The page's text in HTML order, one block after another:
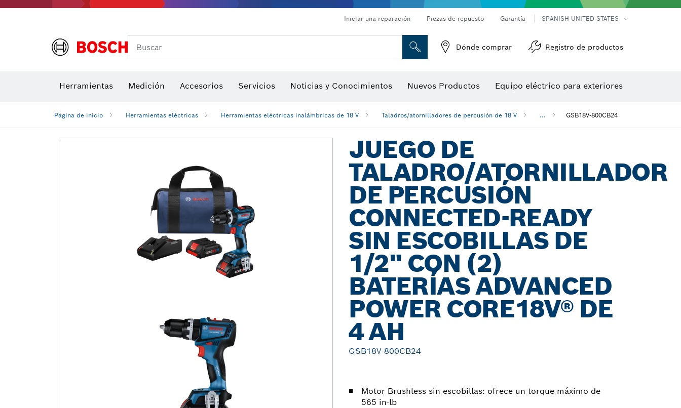
Iniciar una reparación Piezas de repuesto Garantía SPANISH UNITED STATES
Buscar Dónde comprar Registro de productos
Herramientas Medición Accesorios Servicios Noticias y Conocimientos Nuevos Productos Equipo eléctrico para exteriores
Página de inicio Herramientas eléctricas Herramientas eléctricas inalámbricas de 18 V Taladros/atornilladores de percusión de 18 V ... GSB18V-800CB24
JUEGO DE
TALADRO/ATORNILLADOR
DE PERCUSIÓN
CONNECTED-READY
SIN ESCOBILLAS DE
1/2" CON (2)
BATERÍAS ADVANCED
POWER CORE18V® DE
4 AH
GSB18V-800CB24
Motor Brushless sin escobillas: ofrece un torque máximo de
565 in-lb